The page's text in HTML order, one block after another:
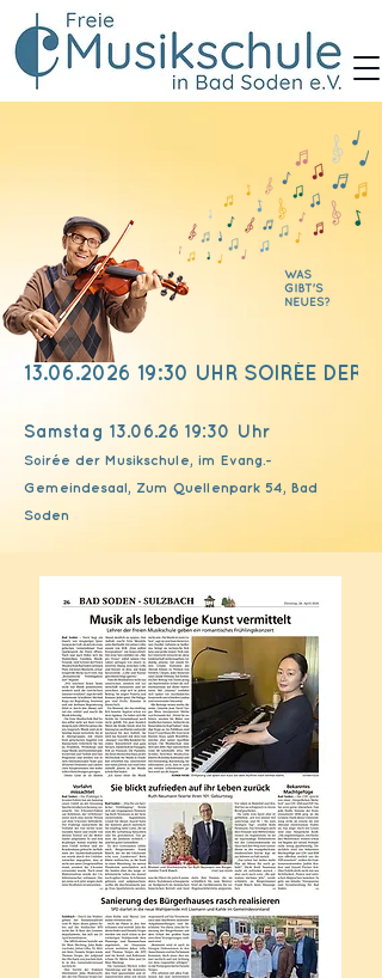
13.06.2026 19:30 UHR SOIRÉE DER
Samstag 13.06.26 19:30 Uhr
Soirée der Musikschule, im Evang.-
Gemeindesaal, Zum Quellenpark 54, Bad
Soden